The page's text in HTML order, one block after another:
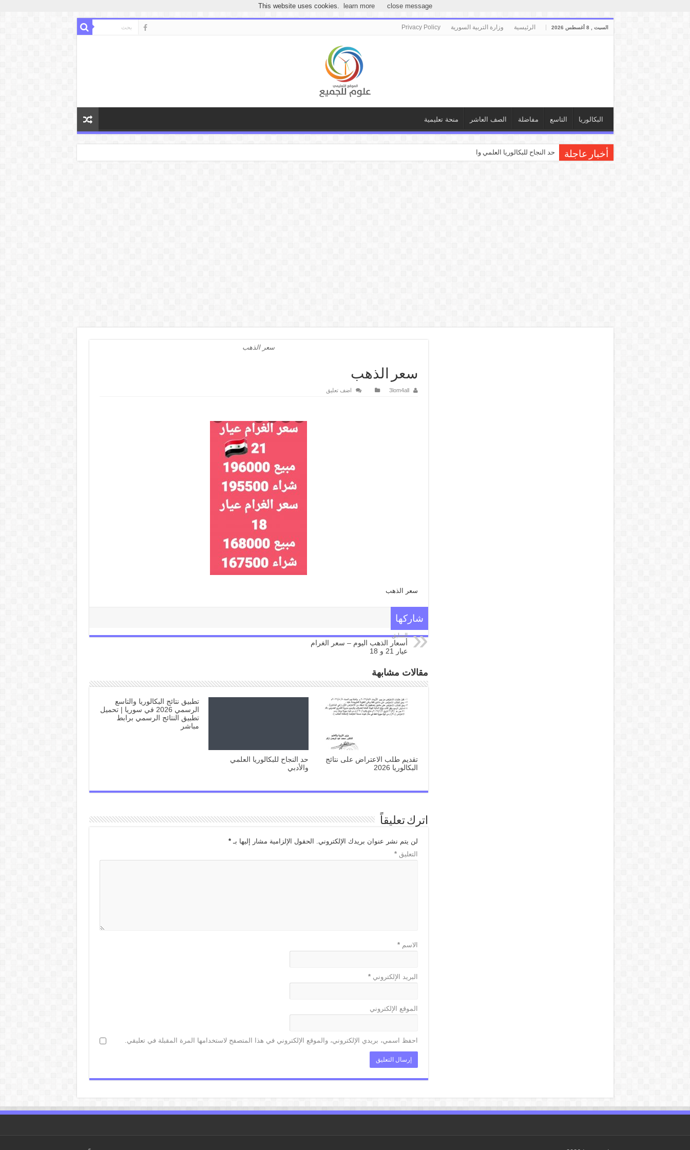
مرحباً بكـ بموقع علوم للجميع
السبت , 8 أغسطس 2026 الرئيسية وزارة التربية السورية Privacy Policy
البكالوريا التاسع مفاضلة الصف العاشر منحة تعليمية
أخبار عاجلة حد النجاح للبكالوريا العلمي والأدبي
سعر الذهب
سعر الذهب
3lom4all اضف تعليق
سعر الذهب
شاركها
السابق
أسعار الذهب اليوم – سعر الغرام
عيار 21 و 18
مقالات مشابهة
تقديم طلب الاعتراض على نتائج
البكالوريا 2026
حد النجاح للبكالوريا العلمي
والأدبي
تطبيق نتائج البكالوريا والتاسع
الرسمي 2026 في سوريا | تحميل
تطبيق النتائج الرسمي برابط
مباشر
اترك تعليقاً
لن يتم نشر عنوان بريدك الإلكتروني. الحقول الإلزامية مشار إليها بـ*
التعليق*
الاسم*
البريد الإلكتروني*
الموقع الإلكتروني
احفظ اسمي، بريدي الإلكتروني، والموقع الإلكتروني في هذا المتصفح لاستخدامها المرة المقبلة في تعليقي.
This website uses cookies. learn more close message